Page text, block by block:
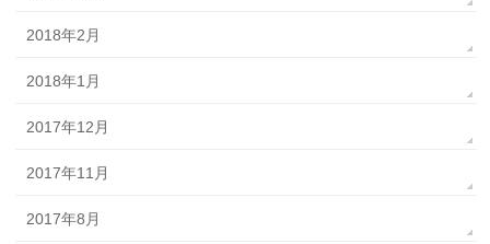
2018年2月
2018年1月
2017年12月
2017年11月
2017年8月